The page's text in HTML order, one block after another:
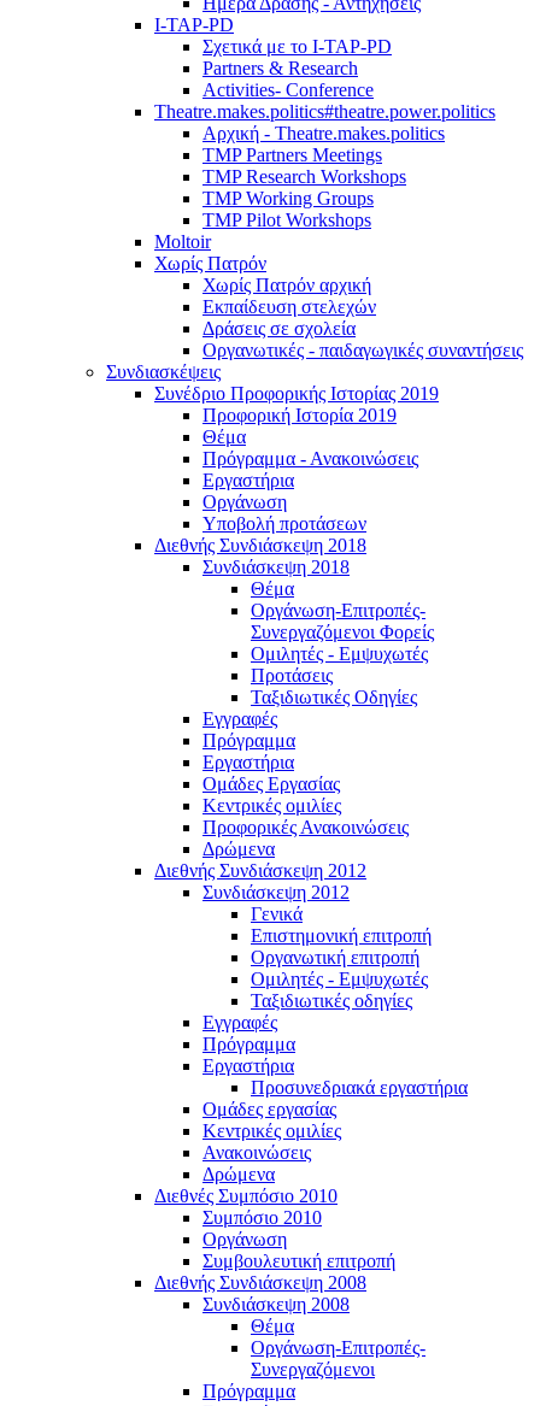
I-TAP-PD
Σχετικά με το I-TAP-PD
Partners & Research
Activities- Conference
Theatre.makes.politics#theatre.power.politics
Αρχική - Theatre.makes.politics
TMP Partners Meetings
TMP Research Workshops
TMP Working Groups
TMP Pilot Workshops
Moltoir
Χωρίς Πατρόν
Χωρίς Πατρόν αρχική
Εκπαίδευση στελεχών
Δράσεις σε σχολεία
Οργανωτικές - παιδαγωγικές συναντήσεις
Συνδιασκέψεις
Συνέδριο Προφορικής Ιστορίας 2019
Προφορική Ιστορία 2019
Θέμα
Πρόγραμμα - Ανακοινώσεις
Εργαστήρια
Οργάνωση
Υποβολή προτάσεων
Διεθνής Συνδιάσκεψη 2018
Συνδιάσκεψη 2018
Θέμα
Οργάνωση-Επιτροπές-
Συνεργαζόμενοι Φορείς
Ομιλητές - Εμψυχωτές
Προτάσεις
Ταξιδιωτικές Οδηγίες
Εγγραφές
Πρόγραμμα
Εργαστήρια
Ομάδες Εργασίας
Κεντρικές ομιλίες
Προφορικές Ανακοινώσεις
Δρώμενα
Διεθνής Συνδιάσκεψη 2012
Συνδιάσκεψη 2012
Γενικά
Επιστημονική επιτροπή
Οργανωτική επιτροπή
Ομιλητές - Εμψυχωτές
Ταξιδιωτικές οδηγίες
Εγγραφές
Πρόγραμμα
Εργαστήρια
Προσυνεδριακά εργαστήρια
Ομάδες εργασίας
Κεντρικές ομιλίες
Ανακοινώσεις
Δρώμενα
Διεθνές Συμπόσιο 2010
Συμπόσιο 2010
Οργάνωση
Συμβουλευτική επιτροπή
Διεθνής Συνδιάσκεψη 2008
Συνδιάσκεψη 2008
Θέμα
Οργάνωση-Επιτροπές-
Συνεργαζόμενοι
Πρόγραμμα